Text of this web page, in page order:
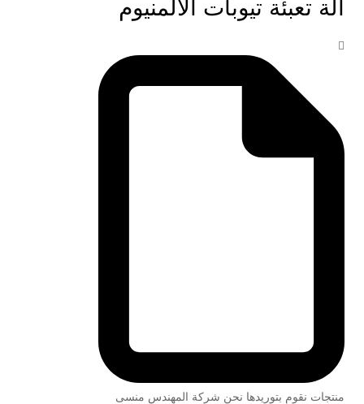
آلة تعبئة تيوبات الألمنيوم
منتجات نقوم بتوريدها نحن شركة المهندس منسى